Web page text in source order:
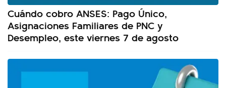
Cuándo cobro ANSES: Pago Único,
Asignaciones Familiares de PNC y
Desempleo, este viernes 7 de agosto